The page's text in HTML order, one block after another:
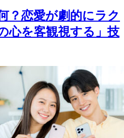
？恋愛が劇的にラク
心を客観視する」技